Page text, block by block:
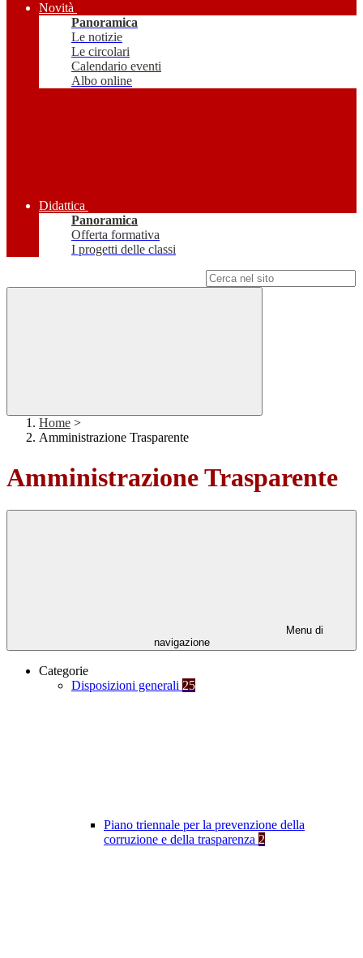
Novità
Panoramica
Le notizie
Le circolari
Calendario eventi
Albo online
Didattica
Panoramica
Offerta formativa
I progetti delle classi
Home >
Amministrazione Trasparente
Amministrazione Trasparente
Menu di
navigazione
Categorie
Disposizioni generali 25
Piano triennale per la prevenzione della
corruzione e della trasparenza 2